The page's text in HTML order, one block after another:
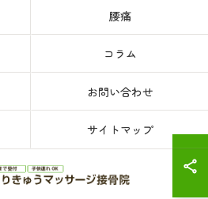
腰痛
コラム
お問い合わせ
サイトマップ